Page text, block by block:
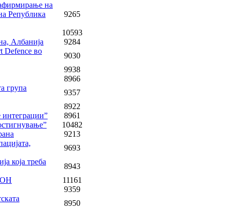
на
Република
9265
10593
Албанија
9284
Defence во
9030
9938
8966
група
9357
8922
интеграции”
8961
10482
9213
9693
која треба
8943
ОН
11161
9359
8950